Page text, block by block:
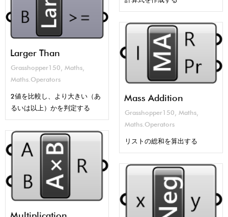
Larger Than
Grasshopper150 , Maths,
Maths.Operators
2値を比較し、より大きい（あ
るいは以上）かを判定する
Mass Addition
Grasshopper150 , Maths,
Maths.Operators
リストの総和を算出する